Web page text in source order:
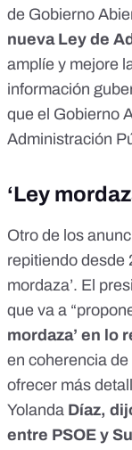
de Gobierno
nueva Ley de
amplíe y mejore
información
que el Gobierno
Administración
‘Ley
Otro de los
repitiendo desde
mordaza’. El
que va a
mordaza’ en lo
en coherencia
ofrecer más
Yolanda Díaz,
entre PSOE y